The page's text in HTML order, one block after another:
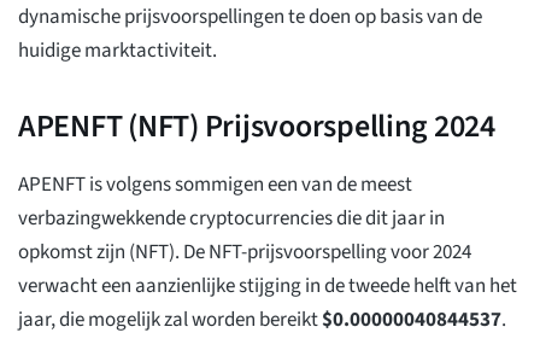
dynamische prijsvoorspellingen te doen op basis van de
huidige marktactiviteit.
APENFT (NFT) Prijsvoorspelling 2024
APENFT is volgens sommigen een van de meest
verbazingwekkende cryptocurrencies die dit jaar in
opkomst zijn (NFT). De NFT-prijsvoorspelling voor 2024
verwacht een aanzienlijke stijging in de tweede helft van het
jaar, die mogelijk zal worden bereikt$0.00000040844537.